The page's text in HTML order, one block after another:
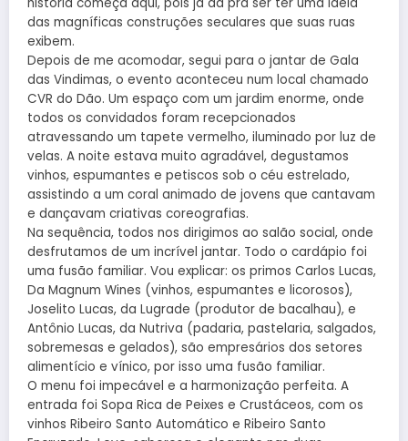
das magníficas construções seculares que suas ruas
exibem.
Depois de me acomodar, segui para o jantar de Gala
das Vindimas, o evento aconteceu num local chamado
CVR do Dão. Um espaço com um jardim enorme, onde
todos os convidados foram recepcionados
atravessando um tapete vermelho, iluminado por luz de
velas. A noite estava muito agradável, degustamos
vinhos, espumantes e petiscos sob o céu estrelado,
assistindo a um coral animado de jovens que cantavam
e dançavam criativas coreografias.
Na sequência, todos nos dirigimos ao salão social, onde
desfrutamos de um incrível jantar. Todo o cardápio foi
uma fusão familiar. Vou explicar: os primos Carlos Lucas,
Da Magnum Wines (vinhos, espumantes e licorosos),
Joselito Lucas, da Lugrade (produtor de bacalhau), e
Antônio Lucas, da Nutriva (padaria, pastelaria, salgados,
sobremesas e gelados), são empresários dos setores
alimentício e vínico, por isso uma fusão familiar.
O menu foi impecável e a harmonização perfeita. A
entrada foi Sopa Rica de Peixes e Crustáceos, com os
vinhos Ribeiro Santo Automático e Ribeiro Santo